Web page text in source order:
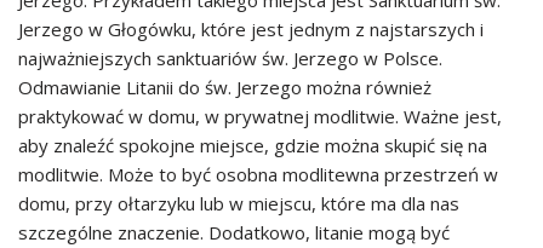
Jerzego w Głogówku, które jest jednym z najstarszych i
najważniejszych sanktuariów św. Jerzego w Polsce.
Odmawianie Litanii do św. Jerzego można również
praktykować w domu, w prywatnej modlitwie. Ważne jest,
aby znaleźć spokojne miejsce, gdzie można skupić się na
modlitwie. Może to być osobna modlitewna przestrzeń w
domu, przy ołtarzyku lub w miejscu, które ma dla nas
szczególne znaczenie. Dodatkowo, litanie mogą być